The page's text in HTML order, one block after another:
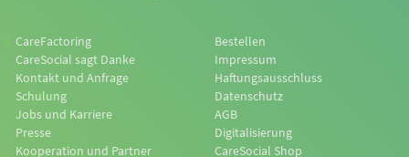
CareFactoring
CareSocial sagt Danke
Kontakt und Anfrage
Schulung
Jobs und Karriere
Presse
Kooperation und Partner
Bestellen
Impressum
Haftungsausschluss
Datenschutz
AGB
Digitalisierung
CareSocial Shop